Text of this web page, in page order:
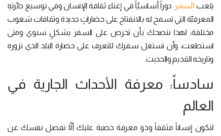
يلعب السفر دوراً أساسيّاً في إغناء ثقافة الإنسان وفي توسيع دائرتهِ
المعرفيّة التي تسمح له بالانفتاح على حضاراتٍ جديدة وثقافات شعوب
مختلفة، لهذا ننصحك بأن تحرص على السفر بشكلٍ سنوي ومتى
استطعت، وأن تستغل سفرك للتعرف على حضارة البلد الذي تزوره
وتاريخه القديم والحديث.
سادساً: معرفة الأحداث الجارية في
العالم
لتكون إنساناً مثقفاً وذو معرفة خصبة عليك ألّا تفصل نفسك عن